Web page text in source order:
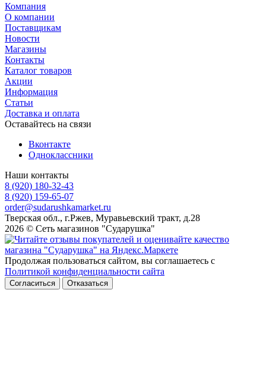
Компания
О компании
Поставщикам
Новости
Магазины
Контакты
Каталог товаров
Акции
Информация
Статьи
Доставка и оплата
Оставайтесь на связи
Вконтакте
Одноклассники
Наши контакты
8 (920) 180-32-43
8 (920) 159-65-07
order@sudarushkamarket.ru
Тверская обл., г.Ржев, Муравьевский тракт, д.28
2026 © Сеть магазинов "Сударушка"
Продолжая пользоваться сайтом, вы соглашаетесь с
Политикой конфиденциальности сайта
Согласиться Отказаться